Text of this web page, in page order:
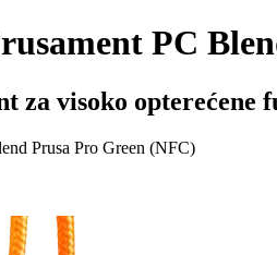
PC
za visoko opterećene
Prusa Pro Green (NFC)